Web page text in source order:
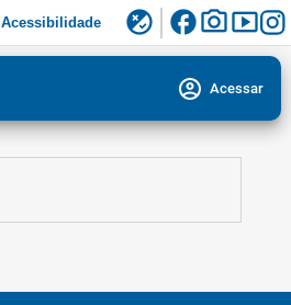
Acessibilidade flaky facebookphoto_camerasmart_display
account_circle Acessar